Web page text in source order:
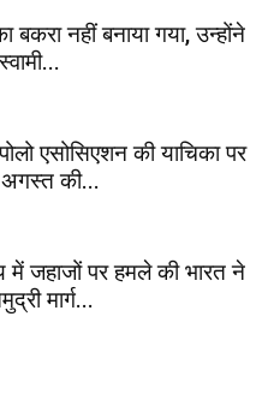
बकरा नहीं बनाया गया, उन्होंने
एसोसिएशन की याचिका पर
की...
जहाजों पर हमले की भारत ने
मार्ग...